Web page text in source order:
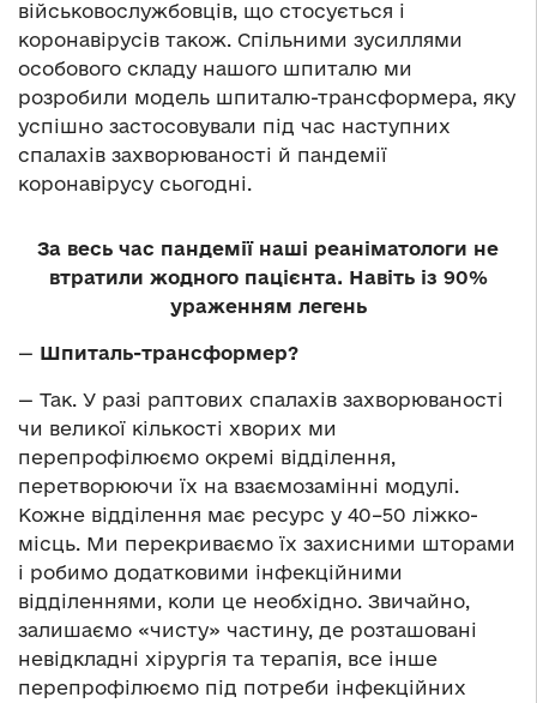
військовослужбовців, що стосується і
коронавірусів також. Спільними зусиллями
особового складу нашого шпиталю ми
розробили модель шпиталю-трансформера, яку
успішно застосовували під час наступних
спалахів захворюваності й пандемії
коронавірусу сьогодні.
За весь час пандемії наші реаніматологи не
втратили жодного пацієнта. Навіть із 90%
ураженням легень
— Шпиталь-трансформер?
— Так. У разі раптових спалахів захворюваності
чи великої кількості хворих ми
перепрофілюємо окремі відділення,
перетворюючи їх на взаємозамінні модулі.
Кожне відділення має ресурс у 40–50 ліжко-
місць. Ми перекриваємо їх захисними шторами
і робимо додатковими інфекційними
відділеннями, коли це необхідно. Звичайно,
залишаємо «чисту» частину, де розташовані
невідкладні хірургія та терапія, все інше
перепрофілюємо під потреби інфекційних